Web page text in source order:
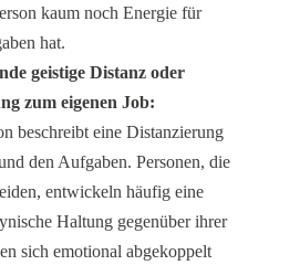
kaum noch Energie für
hat.
geistige Distanz oder
zum eigenen Job:
beschreibt eine Distanzierung
den Aufgaben. Personen, die
entwickeln häufig eine
Haltung gegenüber ihrer
sich emotional abgekoppelt